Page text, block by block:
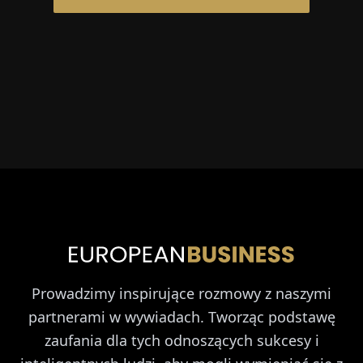
Prowadzimy inspirujące rozmowy z naszymi
partnerami w wywiadach. Tworząc podstawę
zaufania dla tych odnoszących sukcesy i